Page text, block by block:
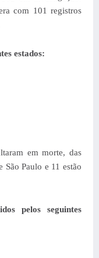
com 101 registros
estados:
em morte, das
São Paulo e 11 estão
pelos seguintes